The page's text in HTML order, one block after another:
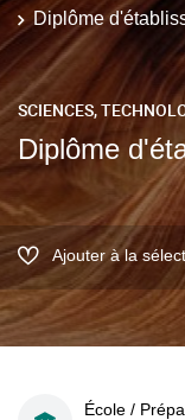
Diplôme
SCIENCES,
Diplôme
Ajouter à la
École / Prépa